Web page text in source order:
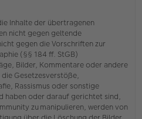
Inhalte der übertragenen
nicht gegen geltende
gegen die Vorschriften zur
(§§ 184 ff. StGB)
Bilder, Kommentare oder andere
Gesetzesverstöße,
Rassismus oder sonstige
haben oder darauf gerichtet sind,
zu manipulieren, werden von